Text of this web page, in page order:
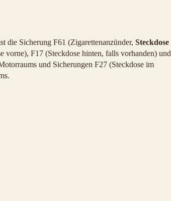
die Sicherung F61 (Zigarettenanzünder, Steckdose
vorne), F17 (Steckdose hinten, falls vorhanden) und
und Sicherungen F27 (Steckdose im